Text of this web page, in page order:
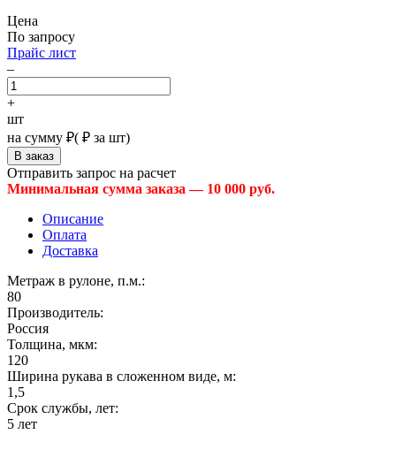
Цена
По запросу
Прайс лист
–
+
шт
на сумму ₽( ₽ за шт)
Отправить запрос на расчет
Минимальная сумма заказа — 10 000 руб.
Описание
Оплата
Доставка
Метраж в рулоне, п.м.:
80
Производитель:
Россия
Толщина, мкм:
120
Ширина рукава в сложенном виде, м:
1,5
Срок службы, лет:
5 лет